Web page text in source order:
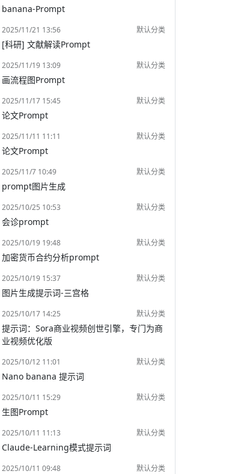
banana-Prompt
2025/11/21 13:56 默认分类
[科研] 文献解读Prompt
2025/11/19 13:09 默认分类
画流程图Prompt
2025/11/17 15:45 默认分类
论文Prompt
2025/11/11 11:11 默认分类
论文Prompt
2025/11/7 10:49 默认分类
prompt图片生成
2025/10/25 10:53 默认分类
会诊prompt
2025/10/19 19:48 默认分类
加密货币合约分析prompt
2025/10/19 15:37 默认分类
图片生成提示词-三宫格
2025/10/17 14:25 默认分类
提示词：Sora商业视频创世引擎，专门为商
业视频优化版
2025/10/12 11:01 默认分类
Nano banana 提示词
2025/10/11 15:29 默认分类
生图Prompt
2025/10/11 11:13 默认分类
Claude-Learning模式提示词
2025/10/11 09:48 默认分类